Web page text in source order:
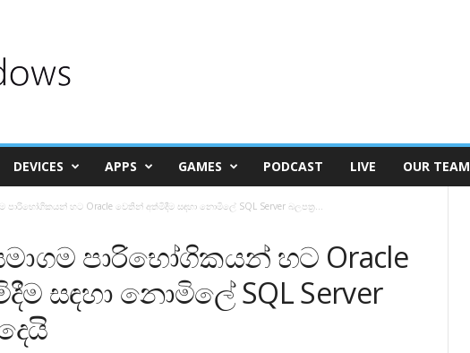
DEVICES APPS GAMES PODCAST LIVE OUR TEAM
පාරිභෝගිකයන් හට Oracle වෙතින් අත්මිදීම සඳහා නොමිලේ SQL Server බලපත්‍ර...
පාරිභෝගිකයන් හට Oracle
සඳහා නොමිලේ SQL Server